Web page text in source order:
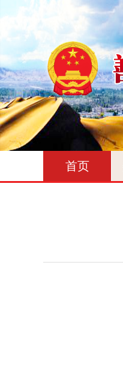
首页